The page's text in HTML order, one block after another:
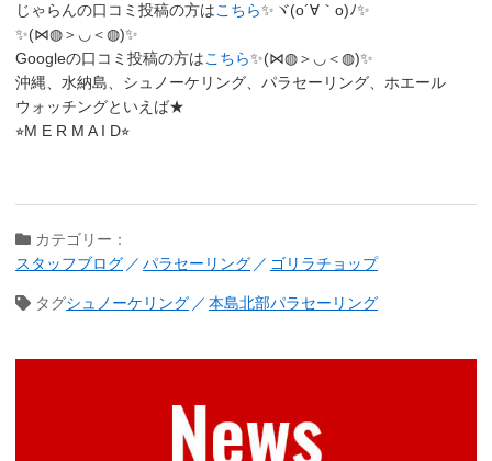
じゃらんの口コミ投稿の方はこちら✨ヾ(o´∀｀o)ﾉ✨
✨(⋈◍＞◡＜◍)✨
Googleの口コミ投稿の方はこちら✨(⋈◍＞◡＜◍)✨
沖縄、水納島、シュノーケリング、パラセーリング、ホエール
ウォッチングといえば★
⭐︎M E R M A I D⭐︎
カテゴリー：
スタッフブログ
パラセーリング ゴリラチョップ
タグシュノーケリング 本島北部パラセーリング